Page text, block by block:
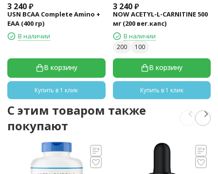
3 240₽
USN BCAA Complete Amino +
EAA (400 гр)
В наличии
В корзину
Купить в 1 клик
3 240 ₽
NOW ACETYL-L-CARNITINE 500
мг (200 вег.капс)
В наличии
200 100
В корзину
Купить в 1 клик
C этим товаром также
покупают